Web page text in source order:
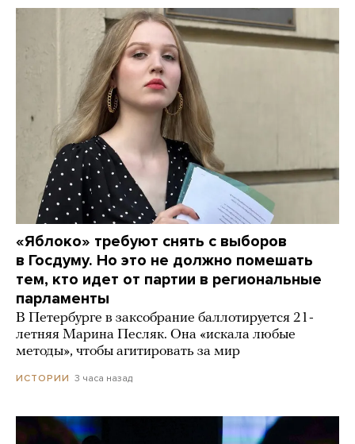
«Яблоко» требуют снять с выборов
в Госдуму. Но это не должно помешать
тем, кто идет от партии в региональные
парламенты
В Петербурге в заксобрание баллотируется 21-
летняя Марина Песляк. Она «искала любые
методы», чтобы агитировать за мир
ИСТОРИИ 3 часа назад